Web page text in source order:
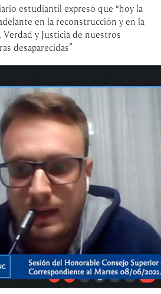
estudiantil expresó que “hoy la
en la reconstrucción y en la
y Justicia de nuestros
desaparecidas”